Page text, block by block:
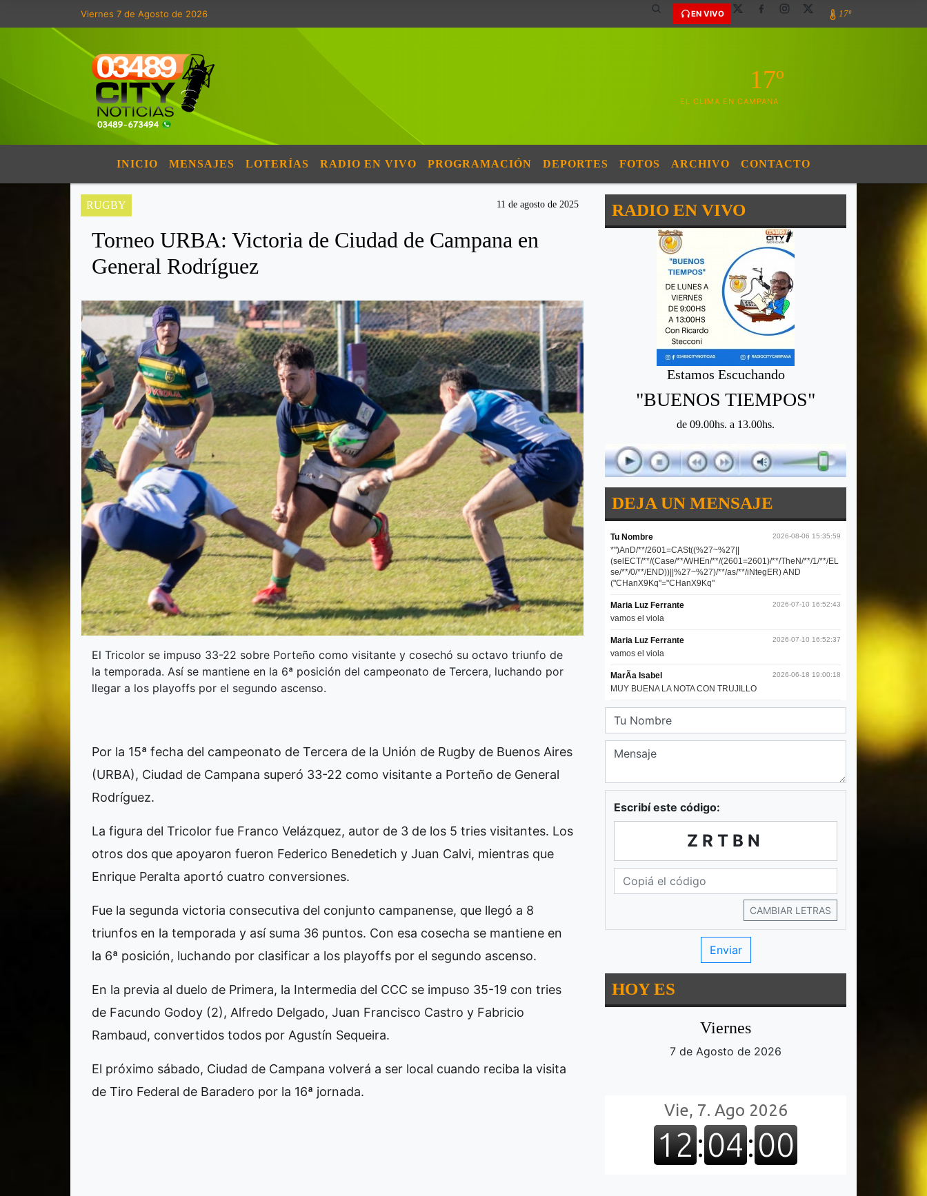
Viernes 7 de Agosto de 2026 EN VIVO 17º
17º
EL CLIMA EN CAMPANA
INICIO MENSAJES LOTERÍAS RADIO EN VIVO PROGRAMACIÓN DEPORTES FOTOS ARCHIVO CONTACTO
RUGBY 11 de agosto de 2025
Torneo URBA: Victoria de Ciudad de Campana en
General Rodríguez
El Tricolor se impuso 33-22 sobre Porteño como visitante y cosechó su octavo triunfo de
la temporada. Así se mantiene en la 6ª posición del campeonato de Tercera, luchando por
llegar a los playoffs por el segundo ascenso.
Por la 15ª fecha del campeonato de Tercera de la Unión de Rugby de Buenos Aires
(URBA), Ciudad de Campana superó 33-22 como visitante a Porteño de General
Rodríguez.
La figura del Tricolor fue Franco Velázquez, autor de 3 de los 5 tries visitantes. Los
otros dos que apoyaron fueron Federico Benedetich y Juan Calvi, mientras que
Enrique Peralta aportó cuatro conversiones.
Fue la segunda victoria consecutiva del conjunto campanense, que llegó a 8
triunfos en la temporada y así suma 36 puntos. Con esa cosecha se mantiene en
la 6ª posición, luchando por clasificar a los playoffs por el segundo ascenso.
En la previa al duelo de Primera, la Intermedia del CCC se impuso 35-19 con tries
de Facundo Godoy (2), Alfredo Delgado, Juan Francisco Castro y Fabricio
Rambaud, convertidos todos por Agustín Sequeira.
El próximo sábado, Ciudad de Campana volverá a ser local cuando reciba la visita
de Tiro Federal de Baradero por la 16ª jornada.
RADIO EN VIVO
Estamos Escuchando
"BUENOS TIEMPOS"
de 09.00hs. a 13.00hs.
DEJA UN MENSAJE
Escribí este código:
ZRTBN
CAMBIAR LETRAS
HOY ES
Viernes
7 de Agosto de 2026